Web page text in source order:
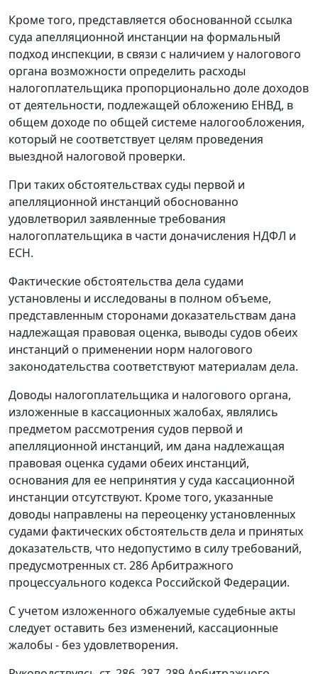
Кроме того, представляется обоснованной ссылка
суда апелляционной инстанции на формальный
подход инспекции, в связи с наличием у налогового
органа возможности определить расходы
налогоплательщика пропорционально доле доходов
от деятельности, подлежащей обложению ЕНВД, в
общем доходе по общей системе налогообложения,
который не соответствует целям проведения
выездной налоговой проверки.
При таких обстоятельствах суды первой и
апелляционной инстанций обоснованно
удовлетворил заявленные требования
налогоплательщика в части доначисления НДФЛ и
ЕСН.
Фактические обстоятельства дела судами
установлены и исследованы в полном объеме,
представленным сторонами доказательствам дана
надлежащая правовая оценка, выводы судов обеих
инстанций о применении норм налогового
законодательства соответствуют материалам дела.
Доводы налогоплательщика и налогового органа,
изложенные в кассационных жалобах, являлись
предметом рассмотрения судов первой и
апелляционной инстанций, им дана надлежащая
правовая оценка судами обеих инстанций,
основания для ее непринятия у суда кассационной
инстанции отсутствуют. Кроме того, указанные
доводы направлены на переоценку установленных
судами фактических обстоятельств дела и принятых
доказательств, что недопустимо в силу требований,
предусмотренных ст. 286Арбитражного
процессуального кодекса Российской Федерации.
С учетом изложенного обжалуемые судебные акты
следует оставить без изменений, кассационные
жалобы - без удовлетворения.